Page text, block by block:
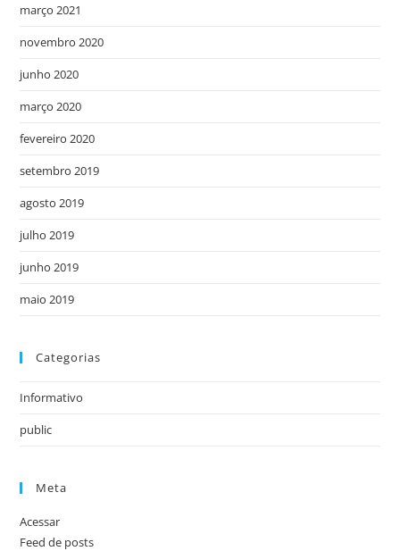
março 2021
novembro 2020
junho 2020
março 2020
fevereiro 2020
setembro 2019
agosto 2019
julho 2019
junho 2019
maio 2019
Categorias
Informativo
public
Meta
Acessar
Feed de posts